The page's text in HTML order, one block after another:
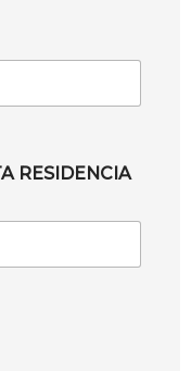
RESIDENCIA